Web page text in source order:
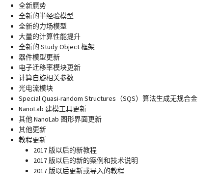
全新赝势
全新的半经验模型
全新的力场模型
大量的计算性能提升
全新的 Study Object 框架
器件模型更新
电子迁移率模块更新
计算自旋相关参数
光电流模块
Special Quasi-random Structures（SQS）算法生成无规合金
NanoLab 建模工具更新
其他 NanoLab 图形界面更新
其他更新
教程更新
2017 版以后的新教程
2017 版以后的新的案例和技术说明
2017 版以后更新或导入的教程